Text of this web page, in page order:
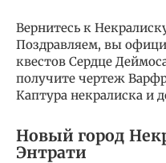
Вернитесь к
Поздравляем, вы
квестов Сердце
получите чертеж
Каптура некралиска и
Новый город
Энтрати